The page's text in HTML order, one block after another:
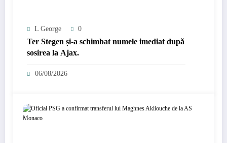
L George 0
Ter Stegen și-a schimbat numele imediat după
sosirea la Ajax.
06/08/2026